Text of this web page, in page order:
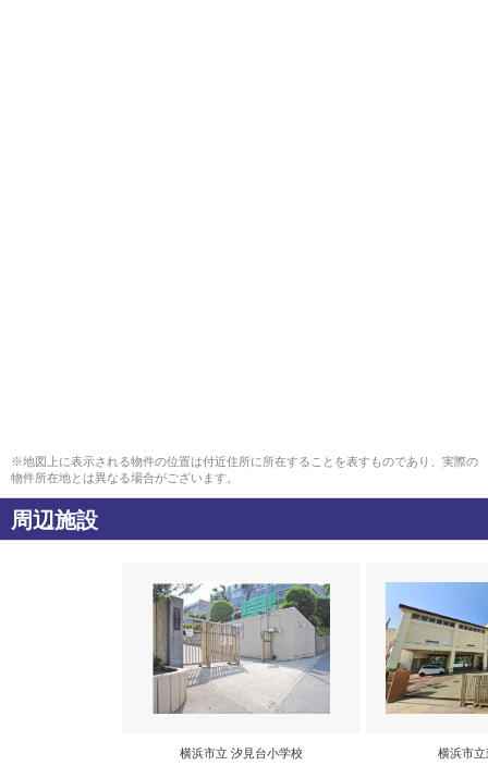
※地図上に表示される物件の位置は付近住所に所在することを表すものであり、実際の
物件所在地とは異なる場合がございます。
周辺施設
横浜市立 汐見台小学校 横浜市